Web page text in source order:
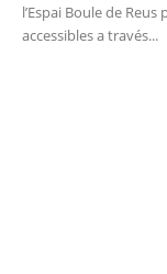
l’Espai Boule de
accessibles a través...